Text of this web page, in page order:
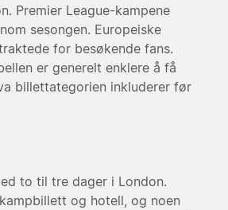
Premier League-kampene
sesongen. Europeiske
for besøkende fans.
er generelt enklere å få
billettategorien inkluderer før
to til tre dager i London.
og hotell, og noen